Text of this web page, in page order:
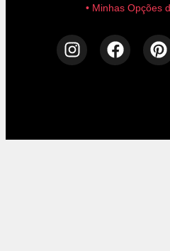
• Minhas Opções